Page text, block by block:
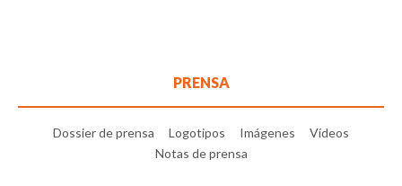
PRENSA
Dossier de prensa Logotipos Imágenes
Vídeos
Notas de prensa